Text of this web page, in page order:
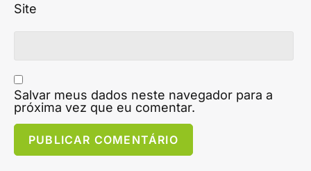
Site
Salvar meus dados neste navegador para a
próxima vez que eu comentar.